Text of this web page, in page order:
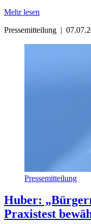
Mehr lesen
Pressemitteilung |
Pressemitteilung
Huber:
Praxistest